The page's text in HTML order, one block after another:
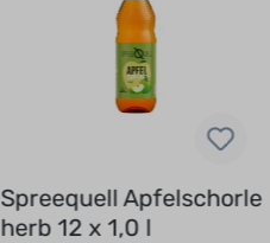
Spreequell Apfelschorle
herb 12 x 1,0 l